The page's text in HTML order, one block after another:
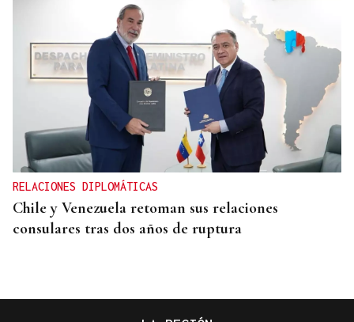
RELACIONES DIPLOMÁTICAS
Chile y Venezuela retoman sus relaciones
consulares tras dos años de ruptura